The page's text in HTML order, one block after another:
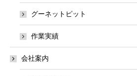
グーネットピット
作業実績
会社案内